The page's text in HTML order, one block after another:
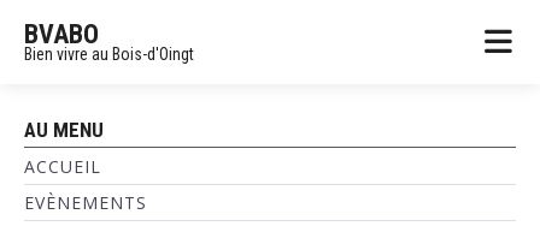
BVABO
Bien vivre au Bois-d'Oingt
AU MENU
ACCUEIL
EVÈNEMENTS